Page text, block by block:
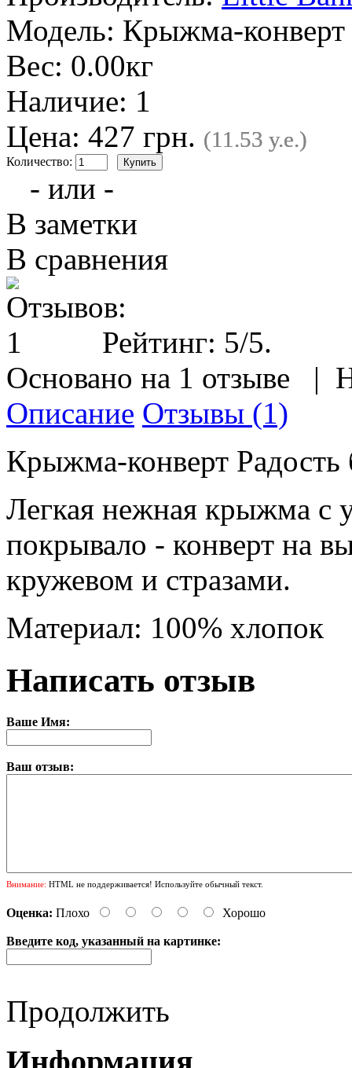
Модель: Крыжма-конверт
Вес: 0.00кг
Наличие: 1
Цена: 427 грн. (11.53 у.е.)
Количество:
- или -
В заметки
В сравнения
Рейтинг: 5/5.
Основано на 1 отзыве |
Описание Отзывы (1)
Крыжма-конверт Радость
Легкая нежная крыжма с
покрывало - конверт на
кружевом и стразами.
Материал: 100% хлопок
Написать отзыв
Ваше Имя:
Ваш отзыв:
Внимание: HTML не поддерживается! Используйте обычный текст.
Оценка: Плохо Хорошо
Введите код, указанный на картинке:
Продолжить